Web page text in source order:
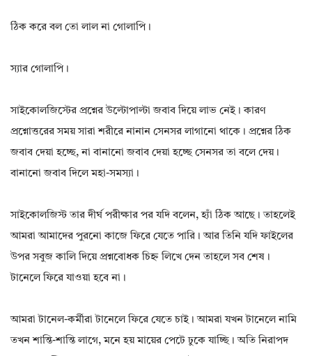
ঠিক করে বল তো লাল না গোলাপি।
স্যার গোলাপি।
সাইকোলজিস্টের প্রশ্নের উল্টোপাল্টা জবাব দিয়ে লাভ নেই। কারণ
প্রশ্নোত্তরের সময় সারা শরীরে নানান সেনসর লাগানো থাকে। প্রশ্নের ঠিক
জবাব দেয়া হচ্ছে, না বানানো জবাব দেয়া হচ্ছে সেনসর তা বলে দেয়।
বানানো জবাব দিলে মহা-সমস্যা।
সাইকোলজিস্ট তার দীর্ঘ পরীক্ষার পর যদি বলেন, হ্যাঁ ঠিক আছে। তাহলেই
আমরা আমাদের পুরনো কাজে ফিরে যেতে পারি। আর তিনি যদি ফাইলের
উপর সবুজ কালি দিয়ে প্রশ্নবোধক চিহ্ন লিখে দেন তাহলে সব শেষ।
টানেলে ফিরে যাওয়া হবে না।
আমরা টানেল-কর্মীরা টানেলে ফিরে যেতে চাই। আমরা যখন টানেলে নামি
তখন শান্তি-শান্তি লাগে, মনে হয় মায়ের পেটে ঢুকে যাচ্ছি। অতি নিরাপদ